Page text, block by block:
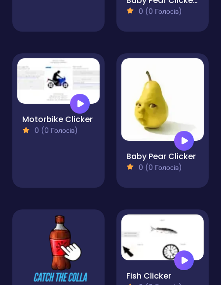
0 (0 Голосів)
Motorbike Clicker
0 (0 Голосів)
Baby Pear Clicker
0 (0 Голосів)
Fish Clicker